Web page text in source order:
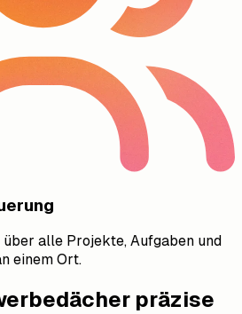
alle Projekte, Aufgaben und
einem Ort.
präzise